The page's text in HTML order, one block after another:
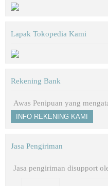
Lapak Tokopedia Kami
Rekening Bank
Awas Penipuan yang
INFO REKENING KAMI
Jasa Pengiriman
Jasa pengiriman disupport